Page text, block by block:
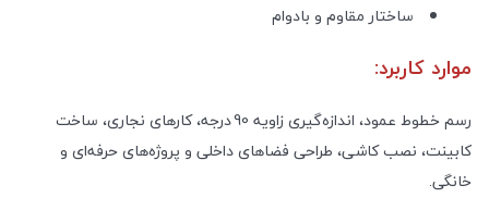
ساختار مقاوم و بادوام
موارد کاربرد:
رسم خطوط عمود، اندازه‌گیری زاویه 90 درجه، کارهای نجاری، ساخت
کابینت، نصب کاشی، طراحی فضاهای داخلی و پروژه‌های حرفه‌ای و
خانگی.